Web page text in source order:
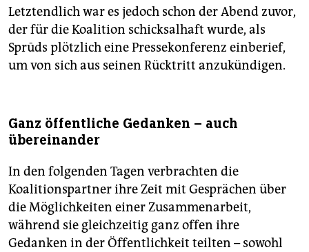
Letztendlich war es jedoch schon der Abend zuvor,
der für die Koalition schicksalhaft wurde, als
Sprūds plötzlich eine Pressekonferenz einberief,
um von sich aus seinen Rücktritt anzukündigen.
Ganz öffentliche Gedanken – auch
übereinander
In den folgenden Tagen verbrachten die
Koalitionspartner ihre Zeit mit Gesprächen über
die Möglichkeiten einer Zusammenarbeit,
während sie gleichzeitig ganz offen ihre
Gedanken in der Öffentlichkeit teilten – sowohl